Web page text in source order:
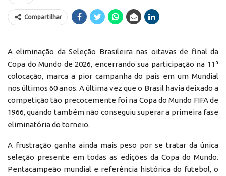
Compartilhar
A eliminação da Seleção Brasileira nas oitavas de final da
Copa do Mundo de 2026, encerrando sua participação na 11ª
colocação, marca a pior campanha do país em um Mundial
nos últimos 60 anos. A última vez que o Brasil havia deixado a
competição tão precocemente foi na Copa do Mundo FIFA de
1966, quando também não conseguiu superar a primeira fase
eliminatória do torneio.
A frustração ganha ainda mais peso por se tratar da única
seleção presente em todas as edições da Copa do Mundo.
Pentacampeão mundial e referência histórica do futebol, o